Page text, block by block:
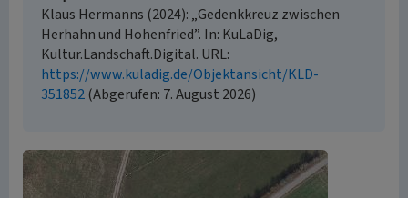
Klaus Hermanns (2024): „Gedenkkreuz zwischen
Herhahn und Hohenfried”. In: KuLaDig,
Kultur.Landschaft.Digital. URL:
https://www.kuladig.de/Objektansicht/KLD-
351852(Abgerufen: 7. August 2026)